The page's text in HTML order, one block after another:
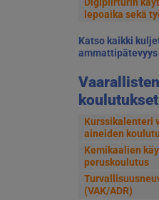
Digipiirturin
lepoaika sekä
Katso kaikki
ammattipätevyys
koulutukset
Kurssikalenteri
aineiden
Kemikaalien
peruskoulutus
(VAK/ADR)